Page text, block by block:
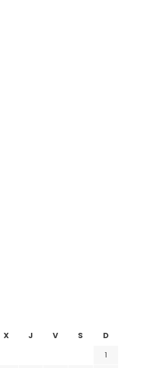
X J V S
D
1